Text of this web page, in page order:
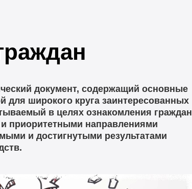
документ, содержащий основные
для широкого круга заинтересованных
в целях ознакомления граждан
приоритетными направлениями
и достигнутыми результатами